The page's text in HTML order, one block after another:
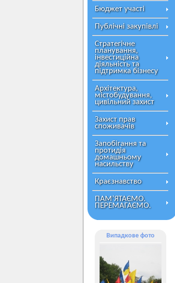
Бюджет участі
Публічні закупівлі
Стратегічне
планування,
інвестиційна
діяльність та
підтримка бізнесу
Архітектура,
містобудування,
цивільний захист
Захист прав
споживачів
Запобігання та
протидія
домашньому
насильству
Краєзнавство
ПАМ’ЯТАЄМО.
ПЕРЕМАГАЄМО.
Випадкове фото